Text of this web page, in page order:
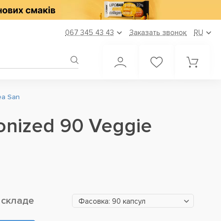
067 345 43 43 Заказать звонок RU
San
90 Veggie
Фасовка: 90 капсул